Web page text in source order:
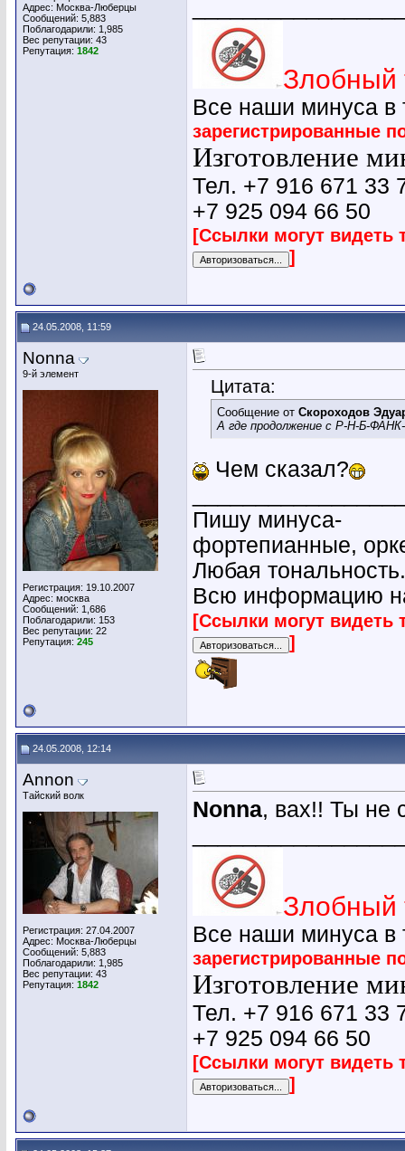
Адрес: Москва-Люберцы
Сообщений: 5,883
Поблагодарили: 1,985
Вес репутации: 43
Репутация: 1842
Злобный
Все наши минуса
зарегистрированные
Изготовление
Тел. +7 916 671 33
+7 925 094 66 50
[Ссылки могут видеть
]
24.05.2008, 11:59
Nonna
9-й элемент
Регистрация: 19.10.2007
Адрес: москва
Сообщений: 1,686
Поблагодарили: 153
Вес репутации: 22
Репутация: 245
Цитата:
Сообщение от Скороходов
А где продолжение с Р-Н-Б-
Чем сказал?
Пишу минуса-
фортепианные,
Любая тональность.
Всю информацию
[Ссылки могут видеть
]
24.05.2008, 12:14
Annon
Тайский волк
Регистрация: 27.04.2007
Адрес: Москва-Люберцы
Сообщений: 5,883
Поблагодарили: 1,985
Вес репутации: 43
Репутация: 1842
Nonna, вах!! Ты не
Злобный
Все наши минуса
зарегистрированные
Изготовление
Тел. +7 916 671 33
+7 925 094 66 50
[Ссылки могут видеть
]